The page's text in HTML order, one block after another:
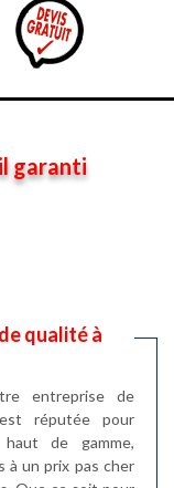
garanti
qualité à
entreprise de
réputée pour
de gamme,
à un prix pas cher